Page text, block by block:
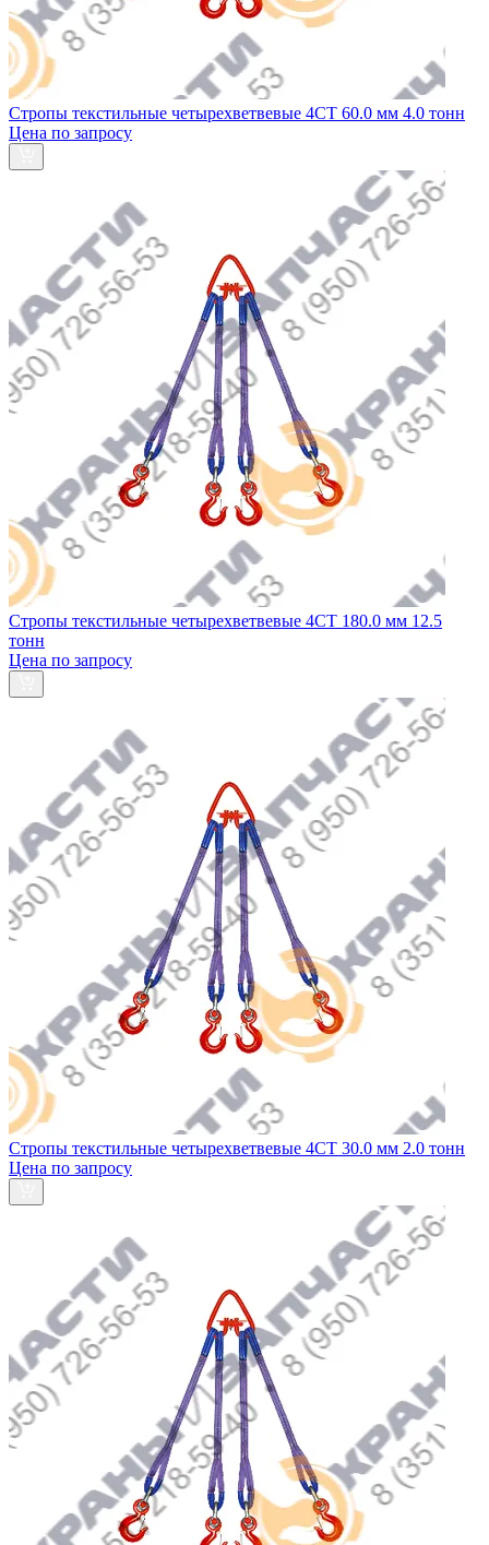
Стропы текстильные четырехветвевые 4СТ 60.0 мм 4.0 тонн
Цена по запросу
Стропы текстильные четырехветвевые 4СТ 180.0 мм 12.5
тонн
Цена по запросу
Стропы текстильные четырехветвевые 4СТ 30.0 мм 2.0 тонн
Цена по запросу